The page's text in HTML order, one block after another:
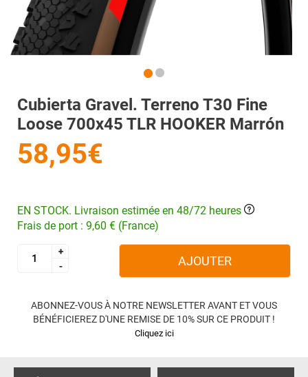
Cubierta Gravel. Terreno T30 Fine
Loose 700x45 TLR HOOKER Marrón
58,95€
EN STOCK. Livraison estimée en 48/72 heures
Frais de port : 9,60 € (France)
+
-
+
-
AJOUTER
ABONNEZ-VOUS À NOTRE NEWSLETTER AVANT ET VOUS
BÉNÉFICIEREZ D'UNE REMISE DE 10% SUR CE PRODUIT !
Cliquez ici